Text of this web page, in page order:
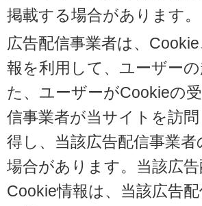
掲載する場合があります。
広告配信事業者は、
報を利用して、ユーザー
た、ユーザーがCookieの
信事業者が当サイトを訪
得し、当該広告配信事業
場合があります。当該広
Cookie情報は、当該広告